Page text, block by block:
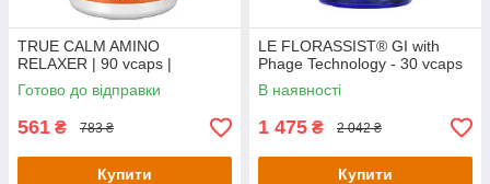
TRUE CALM AMINO
RELAXER | 90 vcaps |
Готово до відправки
561 ₴ 783 ₴
Купити
LE FLORASSIST® GI with
Phage Technology - 30 vcaps
В наявності
1 475 ₴ 2 042 ₴
Купити